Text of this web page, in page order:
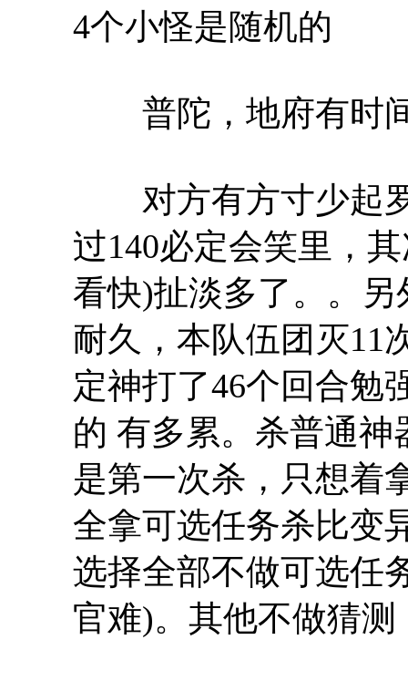
4个小怪是随机的
普陀，地府有时
对方有方寸少起罗
过140必定会笑里，
看快)扯淡多了。。
耐久，本队伍团灭11
定神打了46个回合勉
的 有多累。杀普通
是第一次杀，只想着
全拿可选任务杀比变
选择全部不做可选任
官难)。其他不做猜